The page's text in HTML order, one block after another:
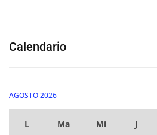
Calendario
AGOSTO 2026
L Ma Mi J